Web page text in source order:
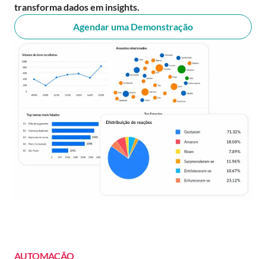
transforma dados em insights.
Agendar uma Demonstração
AUTOMAÇÃO